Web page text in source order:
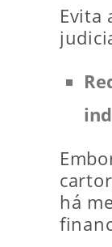
Evita
há